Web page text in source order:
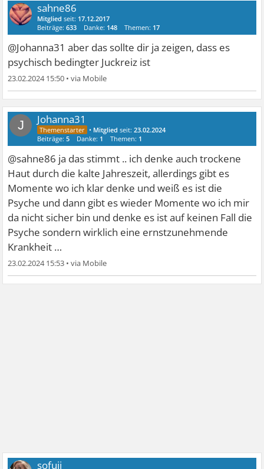
sahne86
Mitglied seit: 17.12.2017
Beiträge:633 Danke: 148 Themen: 17
@Johanna31 aber das sollte dir ja zeigen, dass es
psychisch bedingter Juckreiz ist
23.02.2024 15:50 •
J Johanna31
• Mitglied seit:23.02.2024
Beiträge:5 Danke: 1 Themen: 1
@sahne86 ja das stimmt .. ich denke auch trockene
Haut durch die kalte Jahreszeit, allerdings gibt es
Momente wo ich klar denke und weiß es ist die
Psyche und dann gibt es wieder Momente wo ich mir
da nicht sicher bin und denke es ist auf keinen Fall die
Psyche sondern wirklich eine ernstzunehmende
Krankheit …
23.02.2024 15:53 •
sofuii